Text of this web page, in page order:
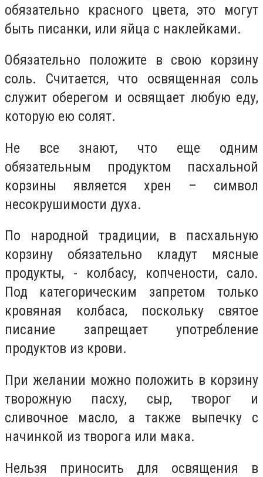
обязательно красного цвета, это могут
быть писанки, или яйца с наклейками.
Обязательно положите в свою корзину
соль. Считается, что освященная соль
служит оберегом и освящает любую еду,
которую ею солят.
Не все знают, что еще одним
обязательным продуктом пасхальной
корзины является хрен – символ
несокрушимости духа.
По народной традиции, в пасхальную
корзину обязательно кладут мясные
продукты, - колбасу, копчености, сало.
Под категорическим запретом только
кровяная колбаса, поскольку святое
писание запрещает употребление
продуктов из крови.
При желании можно положить в корзину
творожную пасху, сыр, творог и
сливочное масло, а также выпечку с
начинкой из творога или мака.
Нельзя приносить для освящения в